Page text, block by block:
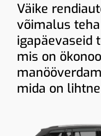
Väike
võimalus
igapäevaseid
mis on
mida on